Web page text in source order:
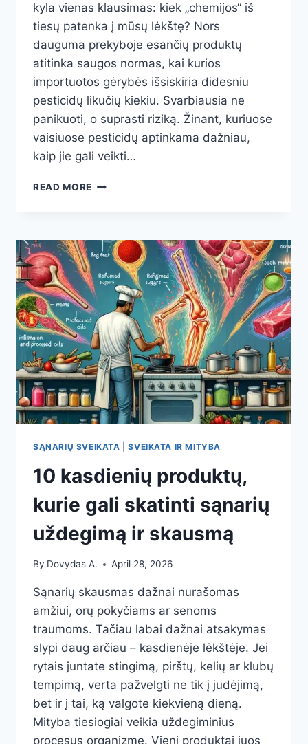
kyla vienas klausimas: kiek „chemijos“ iš
tiesų patenka į mūsų lėkštę? Nors
dauguma prekyboje esančių produktų
atitinka saugos normas, kai kurios
importuotos gėrybės išsiskiria didesniu
pesticidų likučių kiekiu. Svarbiausia ne
panikuoti, o suprasti riziką. Žinant, kuriuose
vaisiuose pesticidų aptinkama dažniau,
kaip jie gali veikti…
READ MORE KURIUOSE
KĄ
RODO
TYRIMAI
IR
KAIP
APSAUGOTI
SAVO
SVEIKATĄ
SĄNARIŲ SVEIKATA |SVEIKATA IR MITYBA
10 kasdienių produktų,
kurie gali skatinti sąnarių
uždegimą ir skausmą
By Dovydas A. April 28, 2026
Sąnarių skausmas dažnai nurašomas
amžiui, orų pokyčiams ar senoms
traumoms. Tačiau labai dažnai atsakymas
slypi daug arčiau – kasdienėje lėkštėje. Jei
rytais juntate stingimą, pirštų, kelių ar klubų
tempimą, verta pažvelgti ne tik į judėjimą,
bet ir į tai, ką valgote kiekvieną dieną.
Mityba tiesiogiai veikia uždegiminius
procesus organizme. Vieni produktai juos